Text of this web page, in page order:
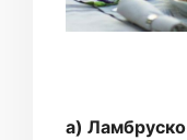
а) Ламбруско